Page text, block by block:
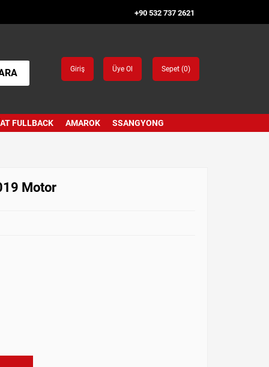
+90 532 737 2621
Giriş Üye Ol Sepet (0)
FULLBACK AMAROK SSANGYONG
Motor